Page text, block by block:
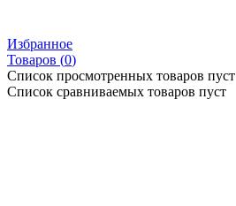
Избранное
Товаров (0)
Список просмотренных товаров пуст
Список сравниваемых товаров пуст